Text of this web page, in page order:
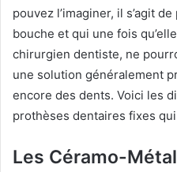
pouvez l’imaginer, il s’agit
bouche et qui une fois
chirurgien dentiste, ne
une solution généralement
encore des dents. Voici les
prothèses dentaires fixes qui
Les Céramo-